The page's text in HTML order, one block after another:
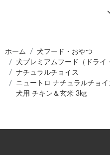
ホーム
犬フード・おやつ
犬プレミアムフード（ドライ
ナチュラルチョイス
ニュートロ ナチュラルチョ
犬用 チキン＆玄米 3kg